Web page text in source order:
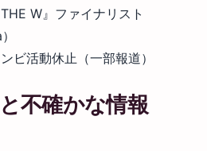
THE W』ファイナリスト
ンビ活動休止（一部報道）
不確かな情報